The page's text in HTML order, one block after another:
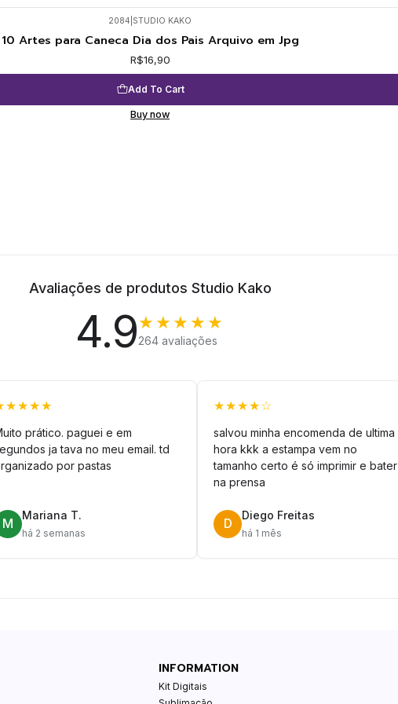
2084 STUDIO KAKO
10 Artes para Caneca Dia dos Pais Arquivo em Jpg
R$16,90
Add To Cart
Buy now
Avaliações de produtos Studio Kako
4.9★★★★★
264 avaliações
prático. paguei e em
ja tava no meu email. td
por pastas
M
Mariana T.
há 2 semanas
★★★★☆
salvou minha encomenda de ultima
hora kkk a estampa vem no
tamanho certo é só imprimir e bater
na prensa
D
Diego Freitas
há 1 mês
INFORMATION
Kit Digitais